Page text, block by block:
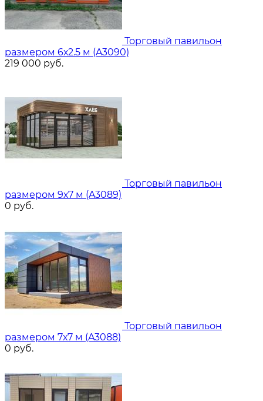
Торговый павильон
размером 6х2.5 м (A3090)
219 000 руб.
Торговый павильон
размером 9х7 м (A3089)
0 руб.
Торговый павильон
размером 7х7 м (A3088)
0 руб.